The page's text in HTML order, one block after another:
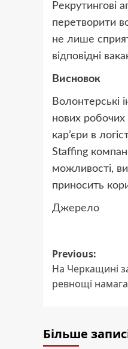
Рекрутингові
перетворити
не лише
відповідні
Висновок
Волонтерські
нових
кар’єри в
Staffing
можливості,
приносить
Джерело
Post
Previous:
На Черкащині
ревнощі
Більше